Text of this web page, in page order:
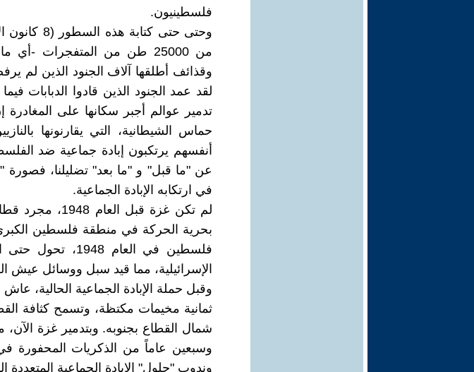
فلسطينيون.
من 25000 طن من المتفجرات -
وقذائف أطلقها آلاف الجنود الذين لم
لقد عمد الجنود الذين قادوا الدبابات
تدمير عوالم أجبر سكانها على المغادرة
حماس الشيطانية، التي يقارنونها
أنفسهم يرتكبون إبادة جماعية ضد
عن "ما قبل" و "ما بعد" تضليلنا، فصورة
في ارتكابه الإبادة الجماعية.
لم تكن غزة قبل
بحرية الحركة في منطقة فلسطين
فلسطين في العام
الإسرائيلية، مما قيد سبل ووسائل عيش
وقبل حملة الإبادة الجماعية الحالية،
ثمانية مخيمات مكتظة، وتسمح كثافة
شمال القطاع بجنوبه. وبتدمير غزة
وسبعين عاماً من الذكريات المحفورة
وندوب "حلول" الإبادة الجماعية